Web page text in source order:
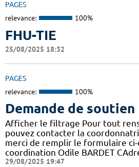
PAGES
relevance: 100%
FHU-TIE
25/08/2025 18:32
PAGES
relevance: 100%
Demande de soutien
Afficher le filtrage Pour tout
pouvez contacter la
merci de remplir le formulaire ci-
coordination Odile BARDET
29/08/2025 19:47